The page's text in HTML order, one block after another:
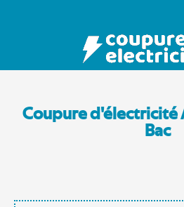
Coupure d'électricité
Bac